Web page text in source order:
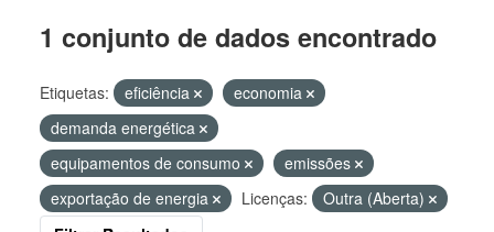
1 conjunto de dados encontrado
Etiquetas: eficiência
economia
demanda energética
equipamentos de consumo
emissões
exportação de energia
Licenças:
Outra (Aberta)